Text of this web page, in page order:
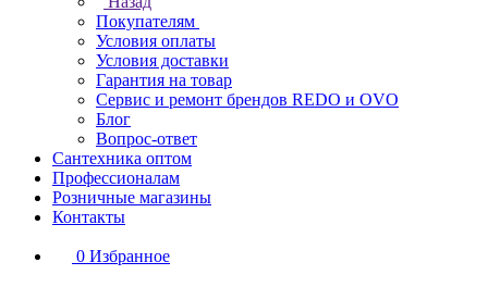
Покупателям
Условия оплаты
Условия доставки
Гарантия на товар
Сервис и ремонт брендов REDO и OVO
Блог
Вопрос-ответ
Сантехника оптом
Профессионалам
Розничные магазины
Контакты
0 Избранное